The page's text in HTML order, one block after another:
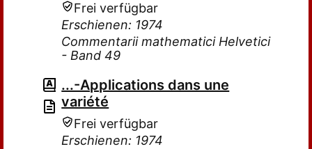
Frei verfügbar
Erschienen: 1974
Commentarii mathematici Helvetici
- Band 49
...-Applications dans une
variété
Frei verfügbar
Erschienen: 1974